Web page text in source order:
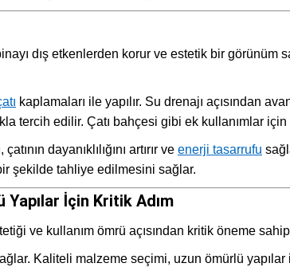
dış etkenlerden korur ve estetik bir görünüm
kaplamaları ile yapılır. Su drenajı açısından
tercih edilir. Çatı bahçesi gibi ek kullanımlar
çatının dayanıklılığını artırır ve enerji tasarrufu
şekilde tahliye edilmesini sağlar.
İçin Kritik Adım
ve kullanım ömrü açısından kritik öneme
Kaliteli malzeme seçimi, uzun ömürlü